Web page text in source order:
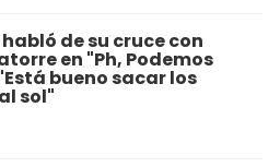
de su cruce con
en "Ph, Podemos
bueno sacar los
sol"